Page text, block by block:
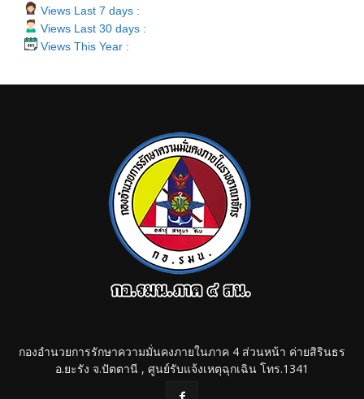
Views Last 7 days :
Views Last 30 days :
Views This Year :
กองอำนวยการรักษาความมั่นคงภายในภาค 4 ส่วนหน้า ค่ายสิรินธร
อ.ยะรัง จ.ปัตตานี , ศูนย์รับแจ้งเหตุฉุกเฉิน โทร.1341